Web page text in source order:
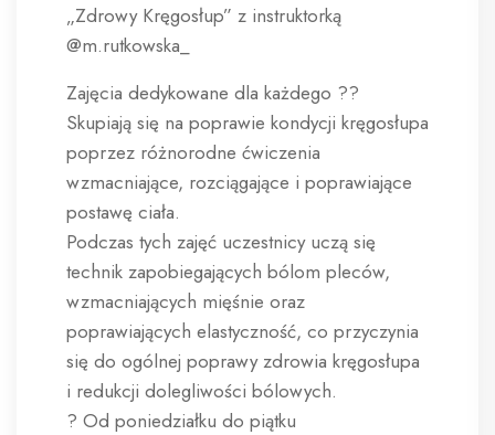
„Zdrowy Kręgosłup” z instruktorką
@m.rutkowska_
Zajęcia dedykowane dla każdego ??
Skupiają się na poprawie kondycji kręgosłupa
poprzez różnorodne ćwiczenia
wzmacniające, rozciągające i poprawiające
postawę ciała.
Podczas tych zajęć uczestnicy uczą się
technik zapobiegających bólom pleców,
wzmacniających mięśnie oraz
poprawiających elastyczność, co przyczynia
się do ogólnej poprawy zdrowia kręgosłupa
i redukcji dolegliwości bólowych.
? Od poniedziałku do piątku